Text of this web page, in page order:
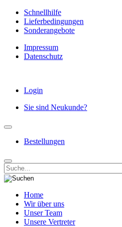
Schnellhilfe
Lieferbedingungen
Sonderangebote
Impressum
Datenschutz
Login
Sie sind Neukunde?
Bestellungen
Home
Wir über uns
Unser Team
Unsere Vertreter